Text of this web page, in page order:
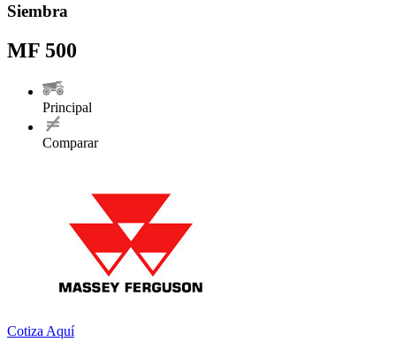
Siembra
MF 500
Principal
Comparar
Cotiza Aquí